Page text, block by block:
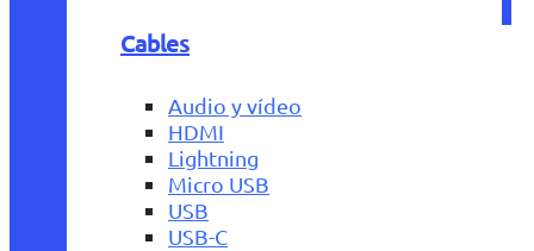
Cables
Audio y vídeo
HDMI
Lightning
Micro USB
USB
USB-C